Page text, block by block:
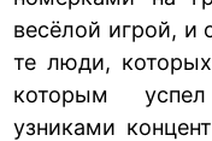
весёлой игрой, и
те люди,
которым
узниками